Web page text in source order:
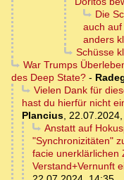
Die
auch
anders
Schüsse
War Trumps
des Deep State? -
Vielen Dank für
hast du hierfür nicht
Plancius,
Anstatt auf
"Synchronizitäten"
facie unerklärlichen
Verstand+Vernunft